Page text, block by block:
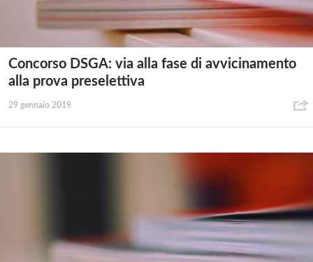
Concorso DSGA: via alla fase di avvicinamento
alla prova preselettiva
29 gennaio 2019